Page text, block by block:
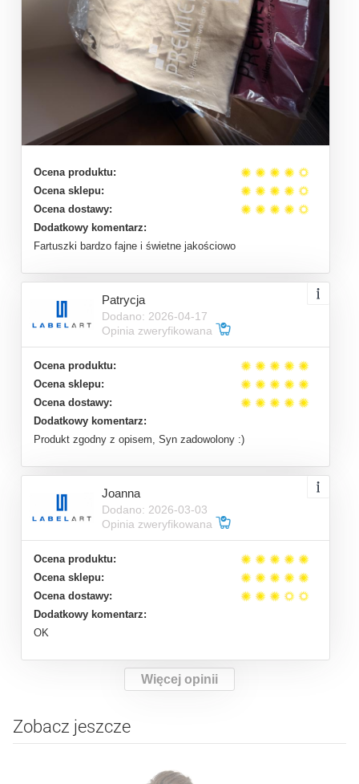
Ocena produktu:
Ocena sklepu:
Ocena dostawy:
Dodatkowy komentarz:
Fartuszki bardzo fajne i świetne jakościowo
Patrycja
Dodano: 2026-04-17
Opinia zweryfikowana
Ocena produktu:
Ocena sklepu:
Ocena dostawy:
Dodatkowy komentarz:
Produkt zgodny z opisem, Syn zadowolony :)
Joanna
Dodano: 2026-03-03
Opinia zweryfikowana
Ocena produktu:
Ocena sklepu:
Ocena dostawy:
Dodatkowy komentarz:
OK
Więcej opinii
Zobacz jeszcze